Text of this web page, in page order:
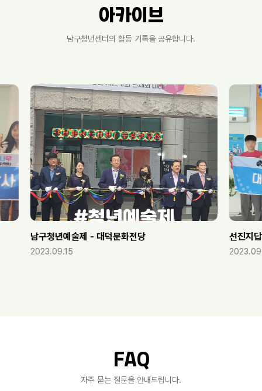
아카이브
남구청년센터의 활동 기록을 공유합니다.
남구청년예술제 - 대덕문화전당
2023.09.15
선진지답
2023.09.25
FAQ
자주 묻는 질문을 안내드립니다.